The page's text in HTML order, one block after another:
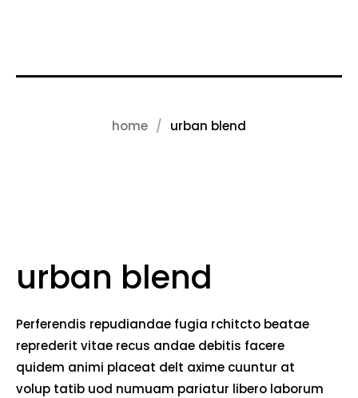
home urban blend
urban blend
Perferendis repudiandae fugia rchitcto beatae
reprederit vitae recus andae debitis facere
quidem animi placeat delt axime cuuntur at
volup tatib uod numuam pariatur libero laborum